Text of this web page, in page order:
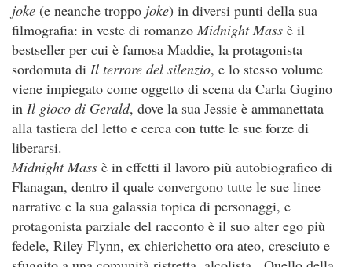
joke (e neanche troppo joke) in diversi punti della sua
filmografia: in veste di romanzo Midnight Mass è il
bestseller per cui è famosa Maddie, la protagonista
sordomuta di Il terrore del silenzio, e lo stesso volume
viene impiegato come oggetto di scena da Carla Gugino
in Il gioco di Gerald, dove la sua Jessie è ammanettata
alla tastiera del letto e cerca con tutte le sue forze di
liberarsi.
Midnight Mass è in effetti il lavoro più autobiografico di
Flanagan, dentro il quale convergono tutte le sue linee
narrative e la sua galassia topica di personaggi, e
protagonista parziale del racconto è il suo alter ego più
fedele, Riley Flynn, ex chierichetto ora ateo, cresciuto e